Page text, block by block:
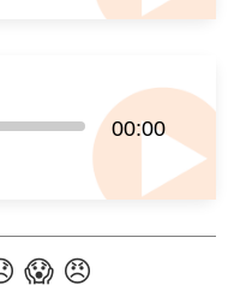
00:00